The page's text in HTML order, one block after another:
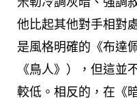
他比起其他對手相對
是風格明確的《布達
《鳥人》），但這並
較低。相反的，在《